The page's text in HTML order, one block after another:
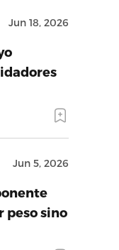
Jun 18, 2026
Jun 5, 2026
peso sino